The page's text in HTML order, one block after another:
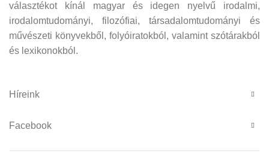
választékot kínál magyar és idegen nyelvű irodalmi,
irodalomtudományi, filozófiai, társadalomtudományi és
művészeti könyvekből, folyóiratokból, valamint szótárakból
és lexikonokból.
Híreink
Facebook